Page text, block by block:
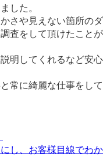
した。
さや見えない箇所のダ
査をして頂けたことが
明してくれるなど安心
常に綺麗な仕事をして
し、お客様目線でわか